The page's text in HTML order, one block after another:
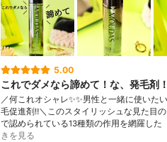
5.00
これでダメなら諦めて！な、発毛剤！
／何これオシャレ✨✨男性と一緒に使いた
毛促進剤‼︎＼このスタイリッシュな見た目
で認められている13種類の作用を網羅した
きを見る